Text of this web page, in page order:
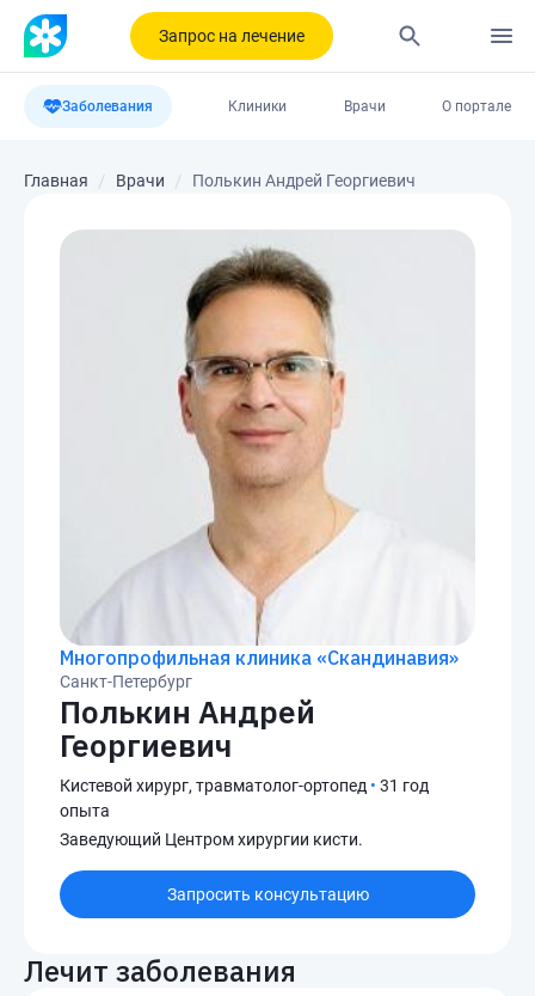
Запрос на лечение
Заболевания Клиники Врачи О портале
Главная Врачи Полькин Андрей Георгиевич
Многопрофильная клиника «Скандинавия»
Санкт-Петербург
Полькин Андрей
Георгиевич
Кистевой хирург, травматолог-ортопед • 31 год
опыта
Заведующий Центром хирургии кисти.
Запросить консультацию
Лечит заболевания